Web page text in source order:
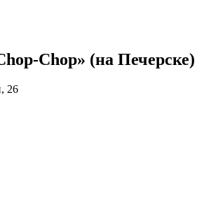
Chop» (на Печерске)
26